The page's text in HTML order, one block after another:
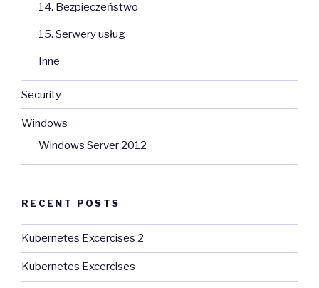
14. Bezpieczeństwo
15. Serwery usług
Inne
Security
Windows
Windows Server 2012
RECENT POSTS
Kubernetes Excercises 2
Kubernetes Excercises